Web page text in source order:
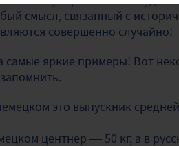
смысл, связанный с
совершенно случайно!
самые яркие примеры! Вот
это выпускник
центнер — 50 кг, а в